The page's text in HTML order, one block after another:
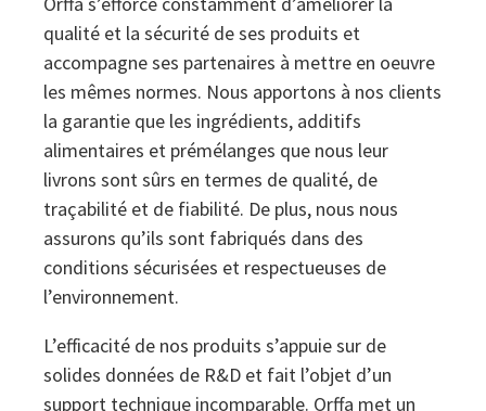
Sustainability
Sustainability
qualité et la sécurité de ses produits et
accompagne ses partenaires à mettre en oeuvre
les mêmes normes. Nous apportons à nos clients
la garantie que les ingrédients, additifs
alimentaires et prémélanges que nous leur
livrons sont sûrs en termes de qualité, de
traçabilité et de fiabilité. De plus, nous nous
assurons qu’ils sont fabriqués dans des
conditions sécurisées et respectueuses de
l’environnement.
L’efficacité de nos produits s’appuie sur de
solides données de R&D et fait l’objet d’un
support technique incomparable. Orffa met un